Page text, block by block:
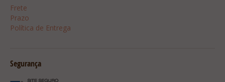
Frete
Prazo
Política de Entrega
Segurança